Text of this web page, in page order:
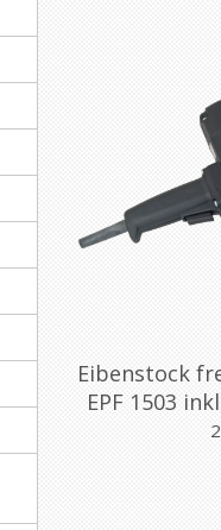
Eibenstock
EPF 1503